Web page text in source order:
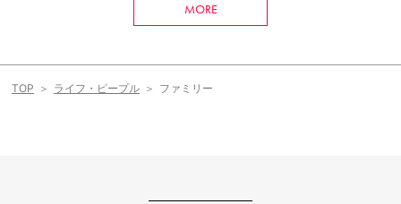
MORE
TOP ライフ・ピープル ファミリー